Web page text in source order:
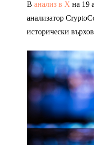
В анализ в Х на 19
анализатор
исторически